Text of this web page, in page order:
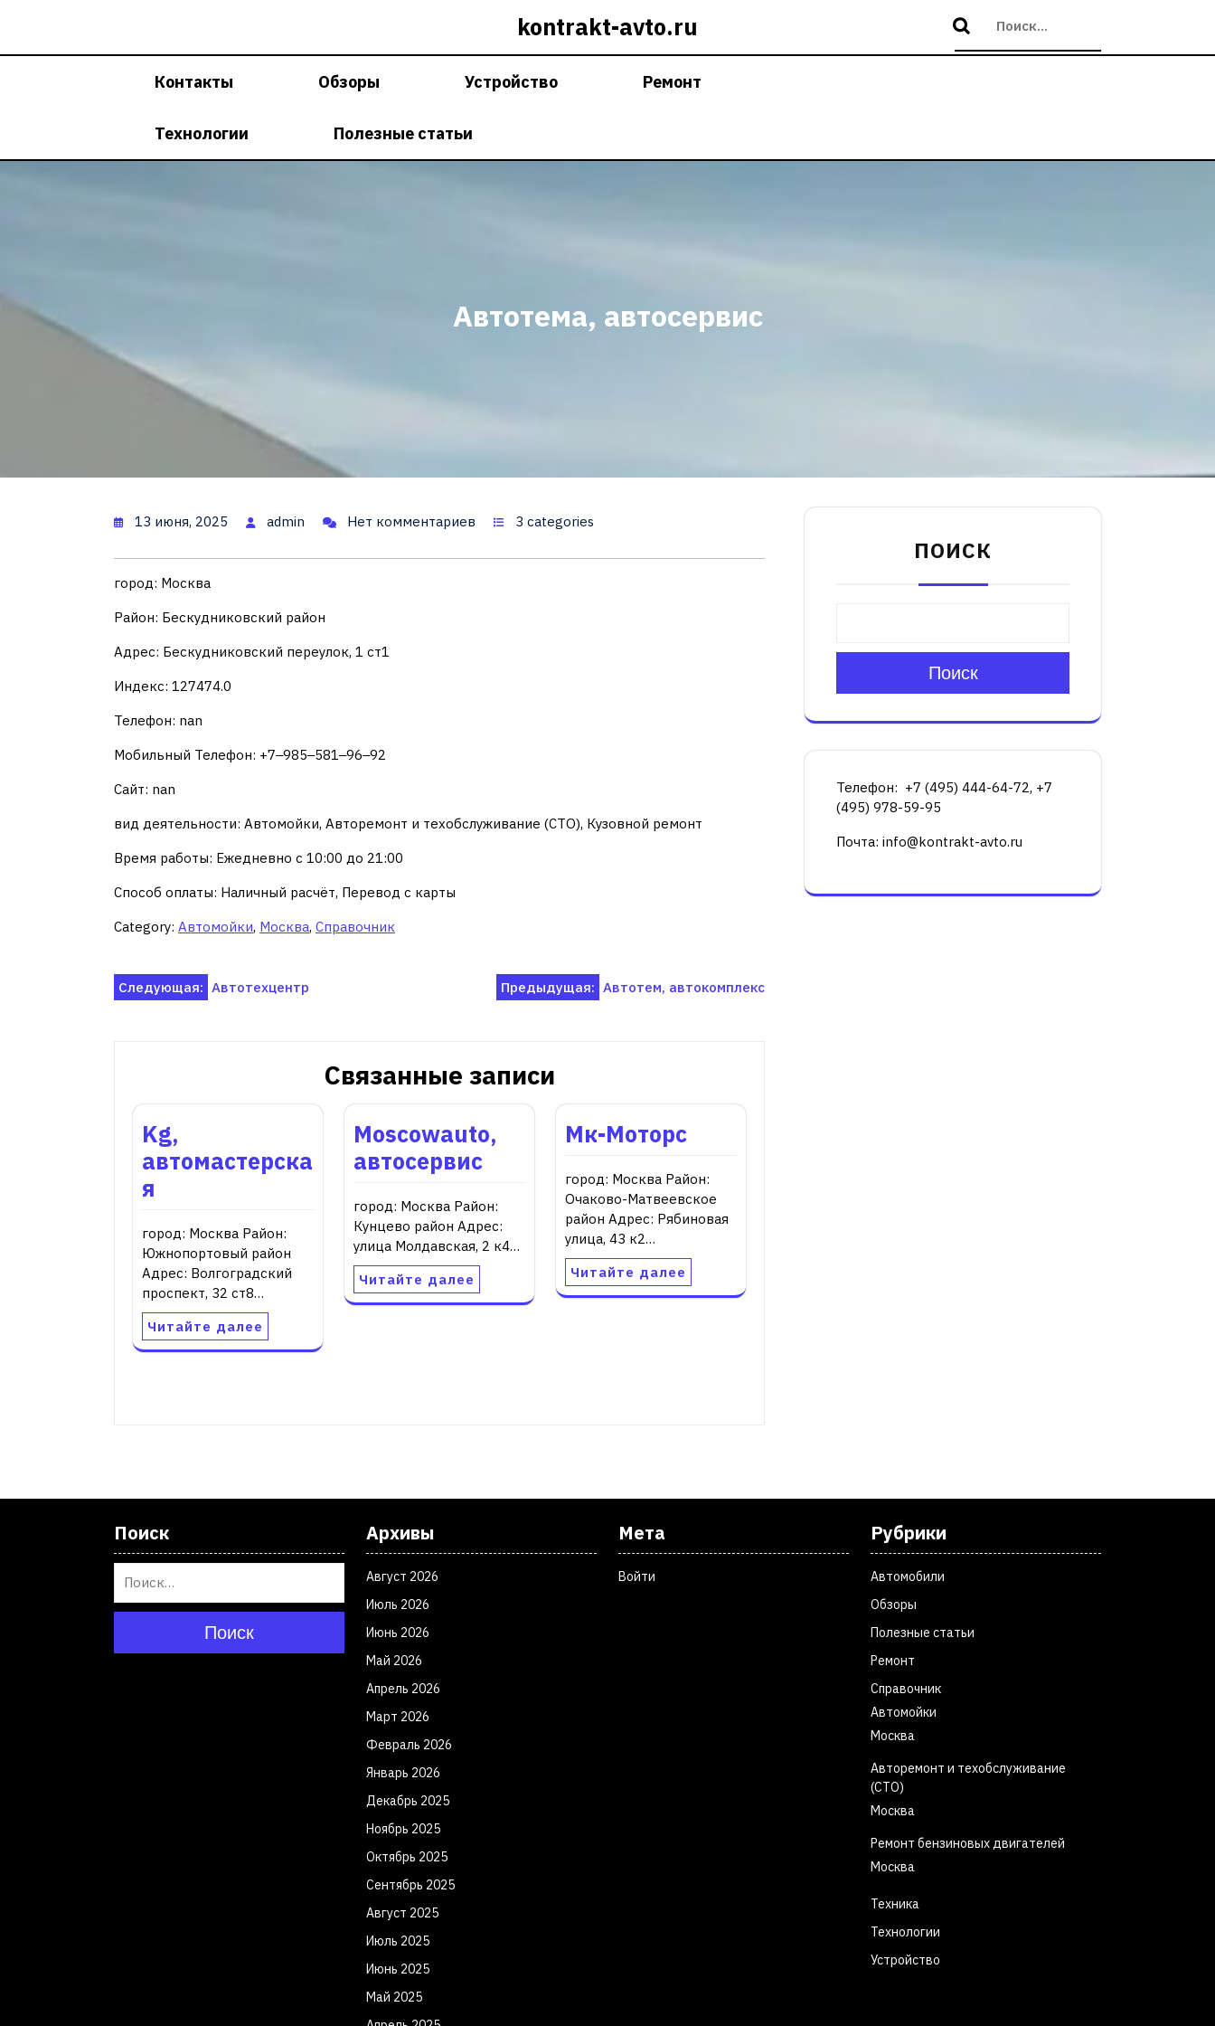
kontrakt-avto.ru
Контакты Обзоры Устройство Ремонт
Технологии Полезные статьи
Автотема, автосервис
13 июня, 2025 admin Нет комментариев 3 categories
город: Москва
Район: Бескудниковский район
Адрес: Бескудниковский переулок, 1 ст1
Индекс: 127474.0
Телефон: nan
Мобильный Телефон: +7‒985‒581‒96‒92
Сайт: nan
вид деятельности: Автомойки, Авторемонт и техобслуживание (СТО), Кузовной ремонт
Время работы: Ежедневно с 10:00 до 21:00
Способ оплаты: Наличный расчёт, Перевод с карты
Category: Автомойки, Москва, Справочник
Навигация
Предыдущая: Автотем, автокомплекс
Следующая: Автотехцентр
Связанные записи
Kg,
автомастерска
я
город: Москва Район:
Южнопортовый район
Адрес: Волгоградский
проспект, 32 ст8…
Читайте далее
Moscowauto,
автосервис
город: Москва Район:
Кунцево район Адрес:
улица Молдавская, 2 к4…
Читайте далее
Мк-Моторс
город: Москва Район:
Очаково-Матвеевское
район Адрес: Рябиновая
улица, 43 к2…
Читайте далее
ПОИСК
Поиск
Телефон: +7 (495) 444-64-72, +7
(495) 978-59-95
Почта: info@kontrakt-avto.ru
Поиск
Поиск
Архивы
Август 2026
Июль 2026
Июнь 2026
Май 2026
Апрель 2026
Март 2026
Февраль 2026
Январь 2026
Декабрь 2025
Ноябрь 2025
Октябрь 2025
Сентябрь 2025
Август 2025
Июль 2025
Июнь 2025
Май 2025
Мета
Войти
Рубрики
Автомобили
Обзоры
Полезные статьи
Ремонт
Справочник
Автомойки
Москва
Авторемонт и техобслуживание
(СТО)
Москва
Ремонт бензиновых двигателей
Москва
Техника
Технологии
Устройство